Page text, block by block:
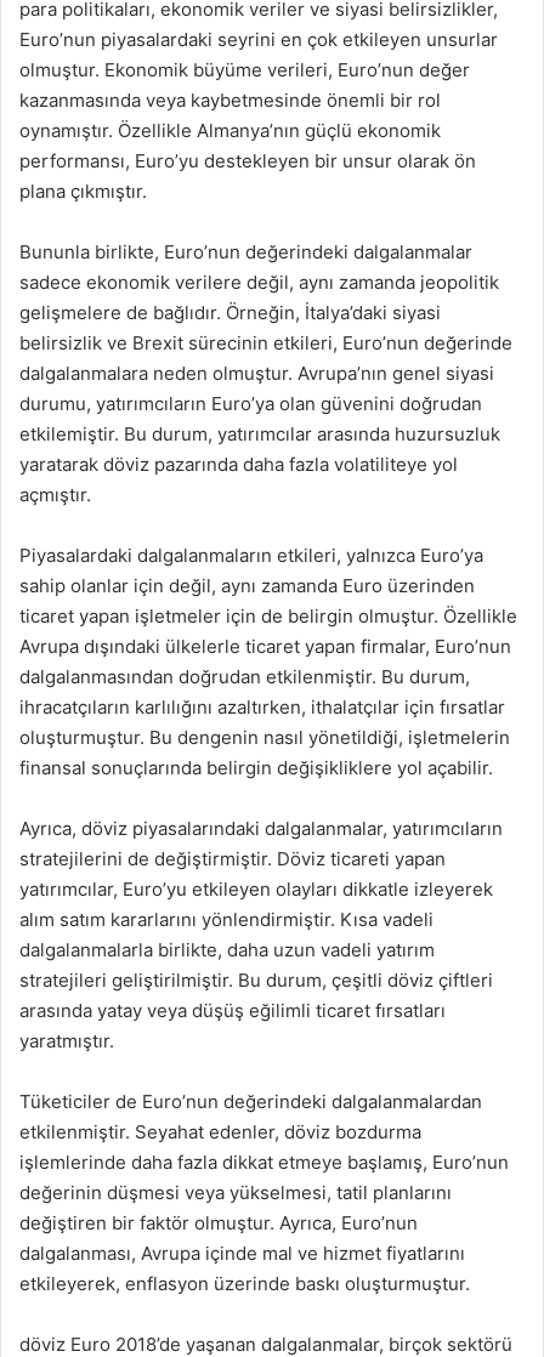
para politikaları, ekonomik veriler ve siyasi belirsizlikler,
Euro’nun piyasalardaki seyrini en çok etkileyen unsurlar
olmuştur. Ekonomik büyüme verileri, Euro’nun değer
kazanmasında veya kaybetmesinde önemli bir rol
oynamıştır. Özellikle Almanya’nın güçlü ekonomik
performansı, Euro’yu destekleyen bir unsur olarak ön
plana çıkmıştır.
Bununla birlikte, Euro’nun değerindeki dalgalanmalar
sadece ekonomik verilere değil, aynı zamanda jeopolitik
gelişmelere de bağlıdır. Örneğin, İtalya’daki siyasi
belirsizlik ve Brexit sürecinin etkileri, Euro’nun değerinde
dalgalanmalara neden olmuştur. Avrupa’nın genel siyasi
durumu, yatırımcıların Euro’ya olan güvenini doğrudan
etkilemiştir. Bu durum, yatırımcılar arasında huzursuzluk
yaratarak döviz pazarında daha fazla volatiliteye yol
açmıştır.
Piyasalardaki dalgalanmaların etkileri, yalnızca Euro’ya
sahip olanlar için değil, aynı zamanda Euro üzerinden
ticaret yapan işletmeler için de belirgin olmuştur. Özellikle
Avrupa dışındaki ülkelerle ticaret yapan firmalar, Euro’nun
dalgalanmasından doğrudan etkilenmiştir. Bu durum,
ihracatçıların karlılığını azaltırken, ithalatçılar için fırsatlar
oluşturmuştur. Bu dengenin nasıl yönetildiği, işletmelerin
finansal sonuçlarında belirgin değişikliklere yol açabilir.
Ayrıca, döviz piyasalarındaki dalgalanmalar, yatırımcıların
stratejilerini de değiştirmiştir. Döviz ticareti yapan
yatırımcılar, Euro’yu etkileyen olayları dikkatle izleyerek
alım satım kararlarını yönlendirmiştir. Kısa vadeli
dalgalanmalarla birlikte, daha uzun vadeli yatırım
stratejileri geliştirilmiştir. Bu durum, çeşitli döviz çiftleri
arasında yatay veya düşüş eğilimli ticaret fırsatları
yaratmıştır.
Tüketiciler de Euro’nun değerindeki dalgalanmalardan
etkilenmiştir. Seyahat edenler, döviz bozdurma
işlemlerinde daha fazla dikkat etmeye başlamış, Euro’nun
değerinin düşmesi veya yükselmesi, tatil planlarını
değiştiren bir faktör olmuştur. Ayrıca, Euro’nun
dalgalanması, Avrupa içinde mal ve hizmet fiyatlarını
etkileyerek, enflasyon üzerinde baskı oluşturmuştur.
döviz Euro 2018’de yaşanan dalgalanmalar, birçok sektörü